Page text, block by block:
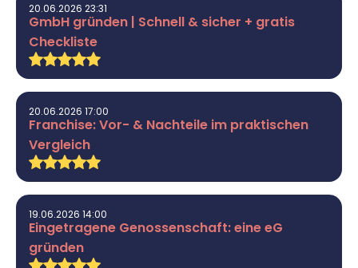
20.06.2026 23:31
GmbH gründen | Schnell & sicher + gratis
Checkliste
20.06.2026 17:00
Franchise: Vor- & Nachteile im praktischen
Vergleich
19.06.2026 14:00
Eingetragene Genossenschaft: eine eG
gründen